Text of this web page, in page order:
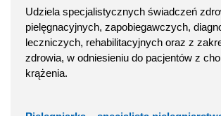
Udziela specjalistycznych świadczeń
pielęgnacyjnych, zapobiegawczych,
leczniczych, rehabilitacyjnych oraz z
zdrowia, w odniesieniu do pacjentów z
krążenia.